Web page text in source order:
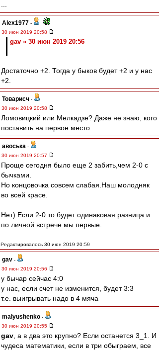
Alex1977 -
30 июн 2019 20:58
gav » 30 июн 2019 20:56
Достаточно +2. Тогда у быков будет +2 и у нас
+2.
Товарисч -
30 июн 2019 20:58
Ломовицкий или Мелкадзе? Даже не знаю, кого
поставить на первое место.
авоська -
30 июн 2019 20:57
Проще сегодня было еще 2 забить,чем 2-0 с
бычками.
Но концовочка совсем слабая.Наш молодняк
во всей красе.
Нет).Если 2-0 то будет одинаковая разница и
по личной встрече мы первые.
Редактировалось 30 июн 2019 20:59
gav -
30 июн 2019 20:56
у бычар сейчас 4:0
у нас, если счет не изменится, будет 3:3
т.е. выигрывать надо в 4 мяча
malyushenko -
30 июн 2019 20:55
gav , а в два это крупно? Если останется 3_1. И
чудеса математики, если в три обыграем, все